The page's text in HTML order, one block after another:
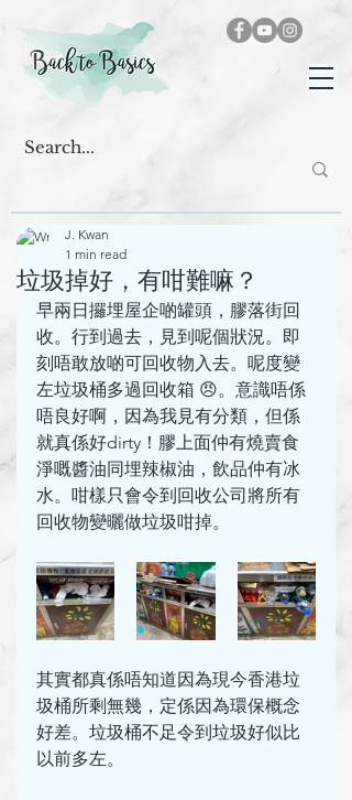
垃圾掉好，有咁難嘛？
J. Kwan
1 min read
早兩日攞埋屋企啲罐頭，膠落街回
收。行到過去，見到呢個狀況。即
刻唔敢放啲可回收物入去。呢度變
左垃圾桶多過回收箱 😠。意識唔係
唔良好啊，因為我見有分類，但係
就真係好dirty！膠上面仲有燒賣食
淨嘅醬油同埋辣椒油，飲品仲有冰
水。咁樣只會令到回收公司將所有
回收物變曬做垃圾咁掉。
其實都真係唔知道因為現今香港垃
圾桶所剩無幾，定係因為環保概念
好差。垃圾桶不足令到垃圾好似比
以前多左。